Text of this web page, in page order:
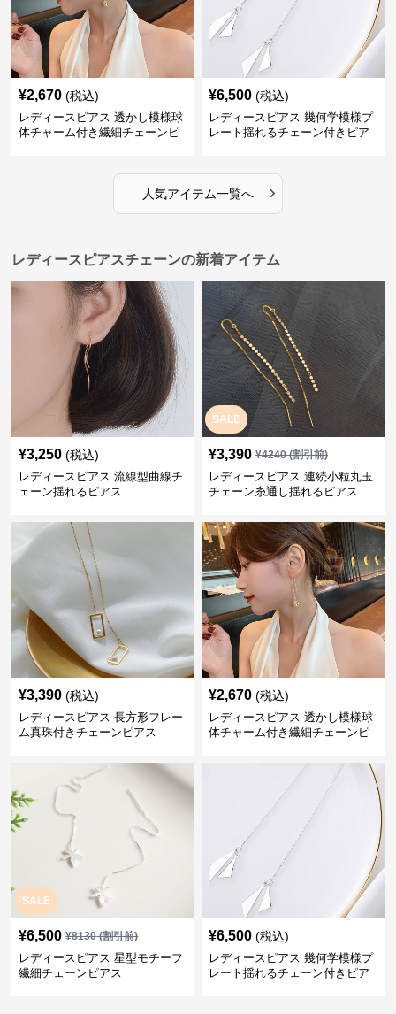
¥2,670 (税込)
レディースピアス 透かし模様球
体チャーム付き繊細チェーンピ
¥6,500 (税込)
レディースピアス 幾何学模様プ
レート揺れるチェーン付きピア
人気アイテム一覧へ ›
レディースピアスチェーンの新着アイテム
¥3,250 (税込)
レディースピアス 流線型曲線チ
ェーン揺れるピアス
SALE
¥3,390 ¥4240(割引前)
レディースピアス 連続小粒丸玉
チェーン糸通し揺れるピアス
¥3,390 (税込)
レディースピアス 長方形フレー
ム真珠付きチェーンピアス
¥2,670 (税込)
レディースピアス 透かし模様球
体チャーム付き繊細チェーンピ
SALE
¥6,500 ¥8130(割引前)
レディースピアス 星型モチーフ
繊細チェーンピアス
¥6,500 (税込)
レディースピアス 幾何学模様プ
レート揺れるチェーン付きピア